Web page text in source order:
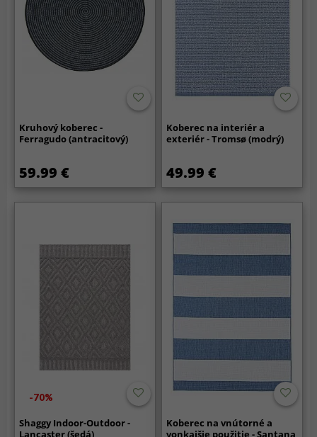
Kruhový koberec -
Ferragudo (antracitový)
59.99 €
Koberec na interiér a
exteriér - Tromsø (modrý)
49.99 €
-70%
Shaggy Indoor-Outdoor -
Lancaster (šedá)
Koberec na vnútorné a
vonkajšie použitie - Santana